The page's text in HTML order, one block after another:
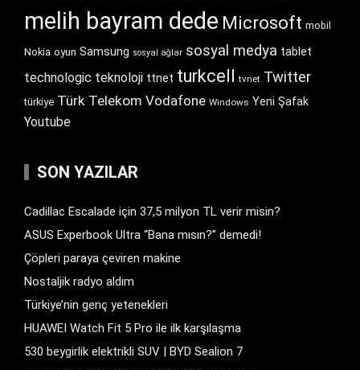
melih bayram dede Microsoft mobil
Nokia oyun Samsung sosyal ağlar sosyal medya tablet
technologic teknoloji ttnet turkcell tvnet Twitter
türkiye Türk Telekom Vodafone Windows Yeni Şafak
Youtube
SON YAZILAR
Cadillac Escalade için 37,5 milyon TL verir misin?
ASUS Experbook Ultra “Bana mısın?” demedi!
Çöpleri paraya çeviren makine
Nostaljik radyo aldım
Türkiye’nin genç yetenekleri
HUAWEI Watch Fit 5 Pro ile ilk karşılaşma
530 beygirlik elektrikli SUV | BYD Sealion 7